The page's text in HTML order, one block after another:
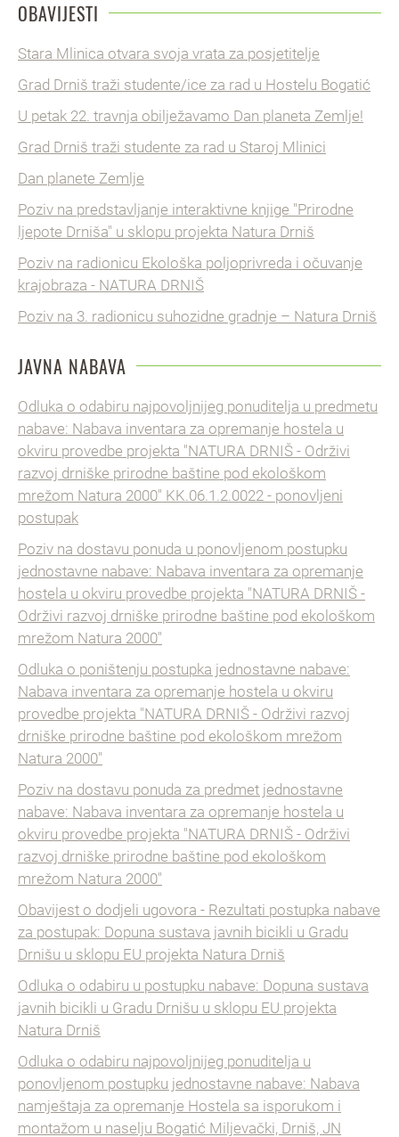
OBAVIJESTI
Stara Mlinica otvara svoja vrata za posjetitelje
Grad Drniš traži studente/ice za rad u Hostelu Bogatić
U petak 22. travnja obilježavamo Dan planeta Zemlje!
Grad Drniš traži studente za rad u Staroj Mlinici
Dan planete Zemlje
Poziv na predstavljanje interaktivne knjige "Prirodne
ljepote Drniša" u sklopu projekta Natura Drniš
Poziv na radionicu Ekološka poljoprivreda i očuvanje
krajobraza - NATURA DRNIŠ
Poziv na 3. radionicu suhozidne gradnje – Natura Drniš
JAVNA NABAVA
Odluka o odabiru najpovoljnijeg ponuditelja u predmetu
nabave: Nabava inventara za opremanje hostela u
okviru provedbe projekta "NATURA DRNIŠ - Održivi
razvoj drniške prirodne baštine pod ekološkom
mrežom Natura 2000" KK.06.1.2.0022 - ponovljeni
postupak
Poziv na dostavu ponuda u ponovljenom postupku
jednostavne nabave: Nabava inventara za opremanje
hostela u okviru provedbe projekta "NATURA DRNIŠ -
Održivi razvoj drniške prirodne baštine pod ekološkom
mrežom Natura 2000"
Odluka o poništenju postupka jednostavne nabave:
Nabava inventara za opremanje hostela u okviru
provedbe projekta "NATURA DRNIŠ - Održivi razvoj
drniške prirodne baštine pod ekološkom mrežom
Natura 2000"
Poziv na dostavu ponuda za predmet jednostavne
nabave: Nabava inventara za opremanje hostela u
okviru provedbe projekta "NATURA DRNIŠ - Održivi
razvoj drniške prirodne baštine pod ekološkom
mrežom Natura 2000"
Obavijest o dodjeli ugovora - Rezultati postupka nabave
za postupak: Dopuna sustava javnih bicikli u Gradu
Drnišu u sklopu EU projekta Natura Drniš
Odluka o odabiru u postupku nabave: Dopuna sustava
javnih bicikli u Gradu Drnišu u sklopu EU projekta
Natura Drniš
Odluka o odabiru najpovoljnijeg ponuditelja u
ponovljenom postupku jednostavne nabave: Nabava
namještaja za opremanje Hostela sa isporukom i
montažom u naselju Bogatić Miljevački, Drniš, JN